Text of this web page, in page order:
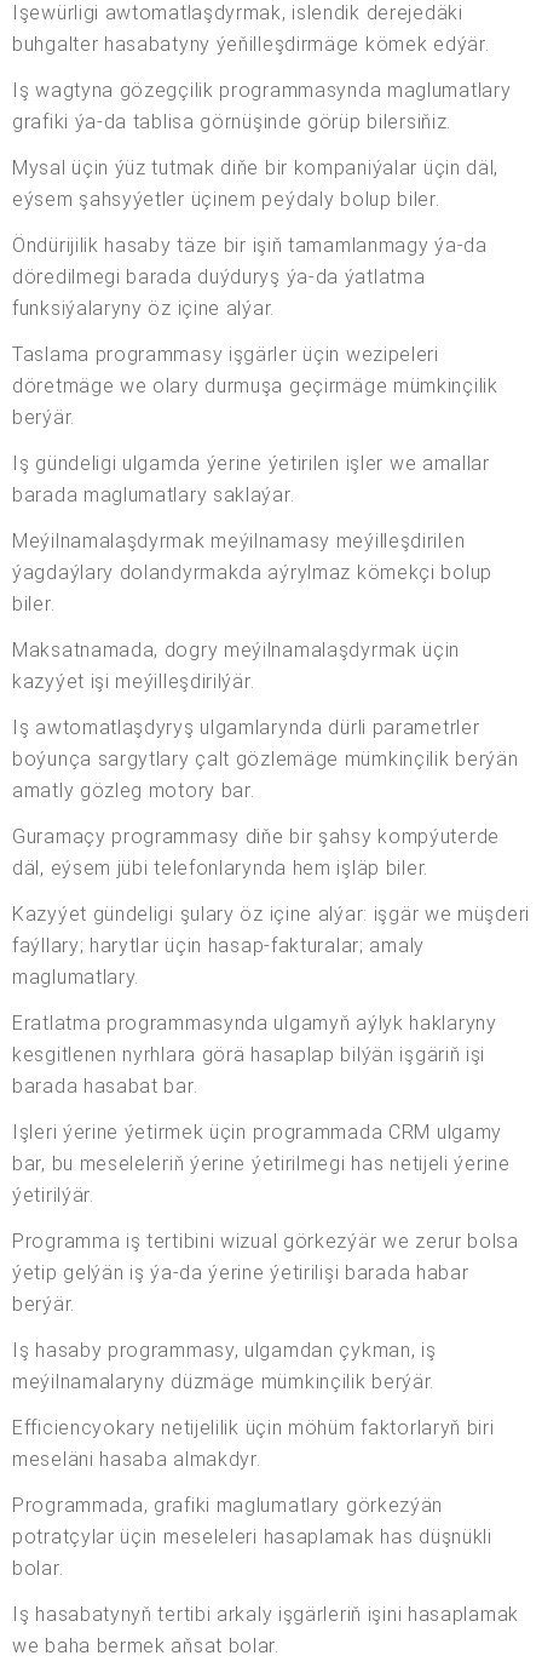
Işewürligi awtomatlaşdyrmak, islendik derejedäki
buhgalter hasabatyny ýeňilleşdirmäge kömek edýär.
Iş wagtyna gözegçilik programmasynda maglumatlary
grafiki ýa-da tablisa görnüşinde görüp bilersiňiz.
Mysal üçin ýüz tutmak diňe bir kompaniýalar üçin däl,
eýsem şahsyýetler üçinem peýdaly bolup biler.
Öndürijilik hasaby täze bir işiň tamamlanmagy ýa-da
döredilmegi barada duýduryş ýa-da ýatlatma
funksiýalaryny öz içine alýar.
Taslama programmasy işgärler üçin wezipeleri
döretmäge we olary durmuşa geçirmäge mümkinçilik
berýär.
Iş gündeligi ulgamda ýerine ýetirilen işler we amallar
barada maglumatlary saklaýar.
Meýilnamalaşdyrmak meýilnamasy meýilleşdirilen
ýagdaýlary dolandyrmakda aýrylmaz kömekçi bolup
biler.
Maksatnamada, dogry meýilnamalaşdyrmak üçin
kazyýet işi meýilleşdirilýär.
Iş awtomatlaşdyryş ulgamlarynda dürli parametrler
boýunça sargytlary çalt gözlemäge mümkinçilik berýän
amatly gözleg motory bar.
Guramaçy programmasy diňe bir şahsy kompýuterde
däl, eýsem jübi telefonlarynda hem işläp biler.
Kazyýet gündeligi şulary öz içine alýar: işgär we müşderi
faýllary; harytlar üçin hasap-fakturalar; amaly
maglumatlary.
Eratlatma programmasynda ulgamyň aýlyk haklaryny
kesgitlenen nyrhlara görä hasaplap bilýän işgäriň işi
barada hasabat bar.
Işleri ýerine ýetirmek üçin programmada CRM ulgamy
bar, bu meseleleriň ýerine ýetirilmegi has netijeli ýerine
ýetirilýär.
Programma iş tertibini wizual görkezýär we zerur bolsa
ýetip gelýän iş ýa-da ýerine ýetirilişi barada habar
berýär.
Iş hasaby programmasy, ulgamdan çykman, iş
meýilnamalaryny düzmäge mümkinçilik berýär.
Efficiencyokary netijelilik üçin möhüm faktorlaryň biri
meseläni hasaba almakdyr.
Programmada, grafiki maglumatlary görkezýän
potratçylar üçin meseleleri hasaplamak has düşnükli
bolar.
Iş hasabatynyň tertibi arkaly işgärleriň işini hasaplamak
we baha bermek aňsat bolar.